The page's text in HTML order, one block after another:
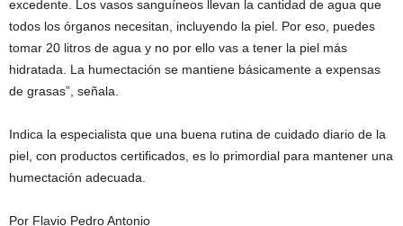
excedente. Los vasos sanguíneos llevan la cantidad de agua que
todos los órganos necesitan, incluyendo la piel. Por eso, puedes
tomar 20 litros de agua y no por ello vas a tener la piel más
hidratada. La humectación se mantiene básicamente a expensas
de grasas”, señala.
Indica la especialista que una buena rutina de cuidado diario de la
piel, con productos certificados, es lo primordial para mantener una
humectación adecuada.
Por Flavio Pedro Antonio